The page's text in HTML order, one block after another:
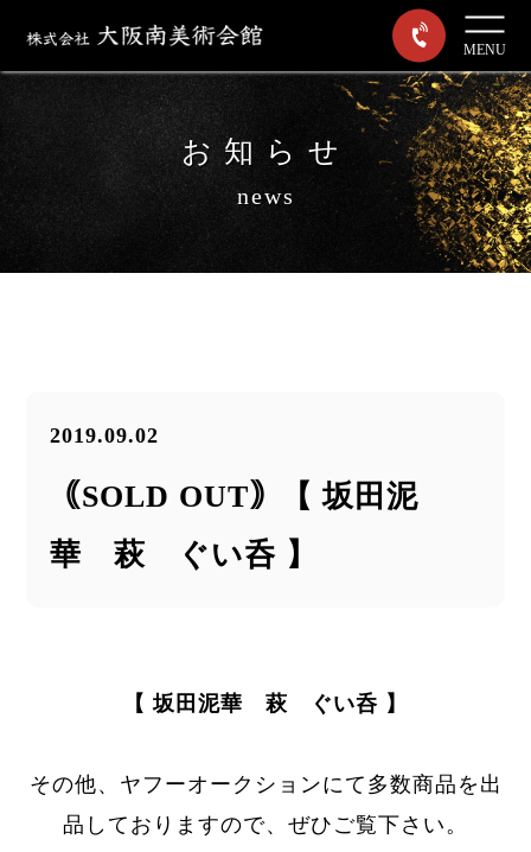
MENU
お知らせ
news
2019.09.02
｟SOLD OUT｠【 坂田泥
華 萩 ぐい呑 】
【 坂田泥華 萩 ぐい呑 】
その他、ヤフーオークションにて多数商品を出
品しておりますので、ぜひご覧下さい。